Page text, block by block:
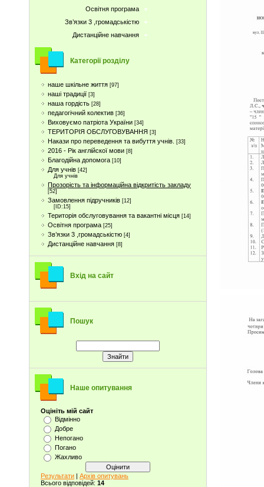
Освітня програма
Зв’язки 3 ,громадськістю
Дистанційне навчання
Категорії розділу
наше шкільне життя [97]
наші традиції [3]
наша гордість [28]
педагогічний колектив [36]
Виховуємо патріота України [34]
ТЕРИТОРІЯ ОБСЛУГОВУВАННЯ [3]
Накази про переведення та вибуття учнів. [33]
2016 - Рік англійскої мови [8]
Благодійна допомога [10]
Для учнів [42]
Для учнів
Прозорість та інформаційна відкритість закладу
[52]
Замовлення підручників [12]
[ID:15]
Територія обслуговування та вакантні місця [14]
Освітня програма [25]
Зв’язки 3 ,громадськістю [4]
Дистанційне навчання [8]
Вхід на сайт
Пошук
Наше опитування
Оцініть мій сайт
Відмінно
Добре
Непогано
Погано
Жахливо
Результати | Архів опитувань
Всього відповідей: 14